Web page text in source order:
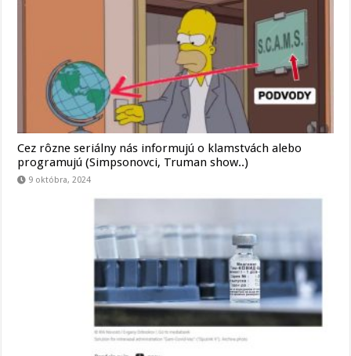
Cez rôzne seriálny nás informujú o klamstvách alebo
programujú (Simpsonovci, Truman show..)
9 októbra, 2024